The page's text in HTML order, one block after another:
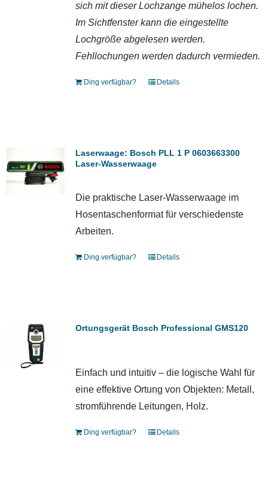
sich mit dieser Lochzange mühelos lochen.
Im Sichtfenster kann die eingestellte
Lochgröße abgelesen werden.
Fehllochungen werden dadurch vermieden.
Ding verfügbar? Details
Laserwaage: Bosch PLL 1 P 0603663300
Laser-Wasserwaage
Die praktische Laser-Wasserwaage im
Hosentaschenformat für verschiedenste
Arbeiten.
Ding verfügbar? Details
Ortungsgerät Bosch Professional GMS120
Einfach und intuitiv – die logische Wahl für
eine effektive Ortung von Objekten: Metall,
stromführende Leitungen, Holz.
Ding verfügbar? Details